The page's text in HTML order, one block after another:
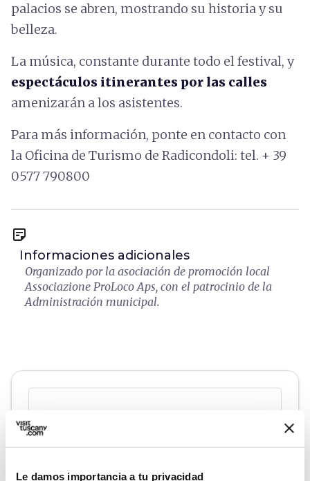
Le damos importancia a tu privacidad
palacios se abren, mostrando su historia y su
belleza.
La música, constante durante todo el festival, y
espectáculos itinerantes por las calles
amenizarán a los asistentes.
Para más información, ponte en contacto con
la Oficina de Turismo de Radicondoli: tel. + 39
0577 790800
sticky_note_2
Informaciones adicionales
Organizado por la asociación de promoción local
Associazione ProLoco Aps, con el patrocinio de la
Administración municipal.